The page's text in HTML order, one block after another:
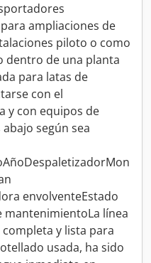
ampliaciones de
piloto o como
dentro de una planta
para latas de
con el
y con equipos de
según sea
envolventeEstado
mantenimientoLa línea
y lista para
usada, ha sido